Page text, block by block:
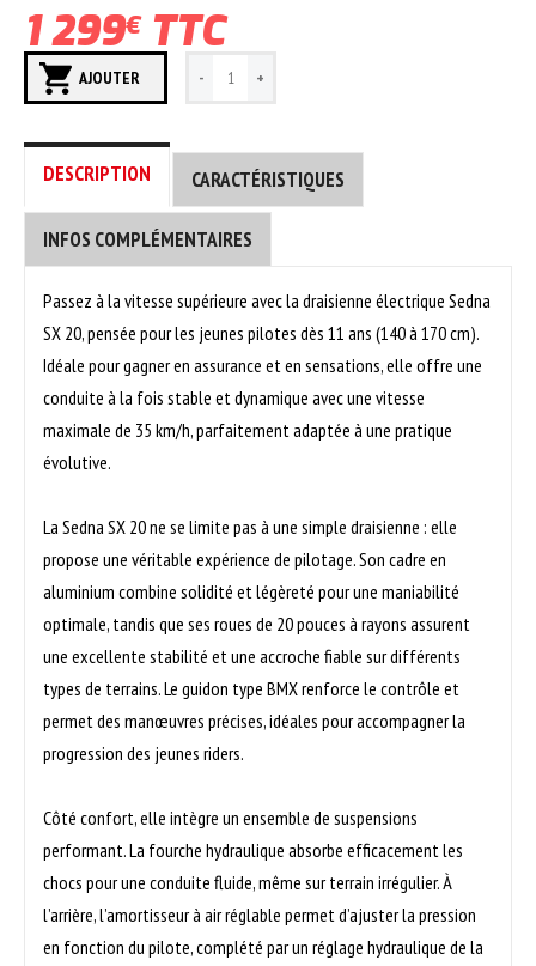
1 299€TTC
AJOUTER
DESCRIPTION CARACTÉRISTIQUES
INFOS COMPLÉMENTAIRES
Passez à la vitesse supérieure avec la draisienne électrique Sedna
SX 20, pensée pour les jeunes pilotes dès 11 ans (140 à 170 cm).
Idéale pour gagner en assurance et en sensations, elle offre une
conduite à la fois stable et dynamique avec une vitesse
maximale de 35 km/h, parfaitement adaptée à une pratique
évolutive.
La Sedna SX 20 ne se limite pas à une simple draisienne : elle
propose une véritable expérience de pilotage. Son cadre en
aluminium combine solidité et légèreté pour une maniabilité
optimale, tandis que ses roues de 20 pouces à rayons assurent
une excellente stabilité et une accroche fiable sur différents
types de terrains. Le guidon type BMX renforce le contrôle et
permet des manœuvres précises, idéales pour accompagner la
progression des jeunes riders.
Côté confort, elle intègre un ensemble de suspensions
performant. La fourche hydraulique absorbe efficacement les
chocs pour une conduite fluide, même sur terrain irrégulier. À
l’arrière, l’amortisseur à air réglable permet d’ajuster la pression
en fonction du pilote, complété par un réglage hydraulique de la